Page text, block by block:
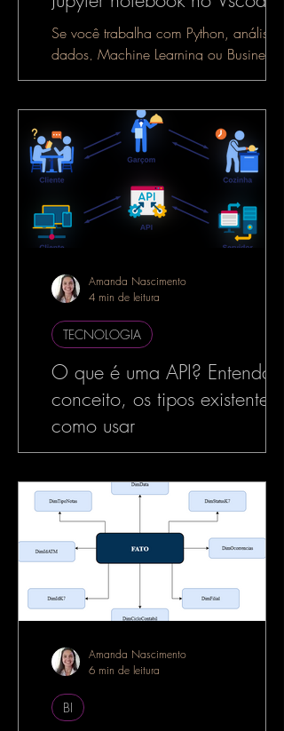
Se você trabalha com Python, análise de
dados, Machine Learning ou Business
Intelligence, é muito provável que já
O que é uma API? Entenda o
conceito, os tipos existentes e
como usar
No mundo da tecnologia,
no desenvolvimento de software, o termo
API é muito utilizado — e com razão. As
APIs estão por...
TECNOLOGIA
Amanda Nascimento
4 min de leitura
BI
Amanda Nascimento
6 min de leitura